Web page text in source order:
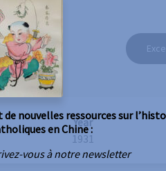
Year
1931
de nouvelles ressources sur
en Chine :
vous à notre newsletter